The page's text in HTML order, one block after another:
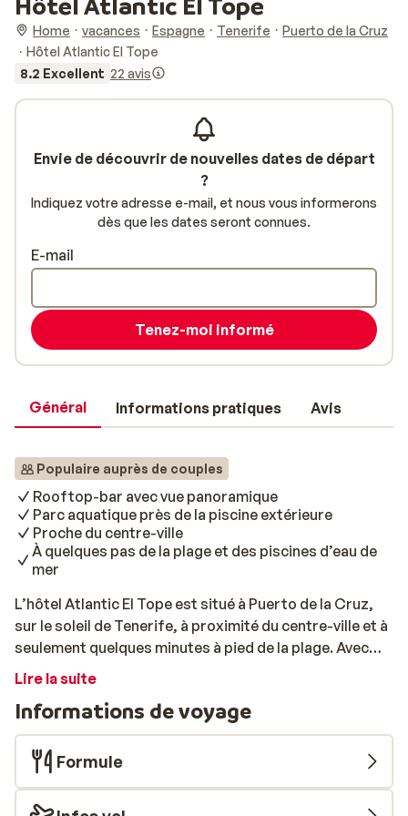
Home vacances Espagne Tenerife
Puerto de la Cruz
Hôtel Atlantic El Tope
8.2 Excellent 22 avis
Général Informations pratiques Avis
Populaire auprès de couples
Rooftop-bar avec vue panoramique
Parc aquatique près de la piscine extérieure
Proche du centre-ville
À quelques pas de la plage et des piscines d’eau de
mer
L’hôtel Atlantic El Tope est situé à Puerto de la Cruz,
sur le soleil de Tenerife, à proximité du centre-ville et à
seulement quelques minutes à pied de la plage. Avec
vue sur l’océan Atlantique et le volcan El Teide, vous
El Tope, vous trouverez un parc aquatique avec plus de
vingt jeux d’eau, toboggans, rideaux d’eau et un grand
seau basculant – l’endroit parfait pour s’amuser dans
l’eau. De plus, une grande piscine extérieure vous
permet de vous détendre confortablement avec un
Lire la suite
Informations de voyage
Formule
Envie de découvrir de nouvelles dates de départ
?
Indiquez votre adresse e-mail, et nous vous informerons
dès que les dates seront connues.
E-mail
Tenez-moi informé